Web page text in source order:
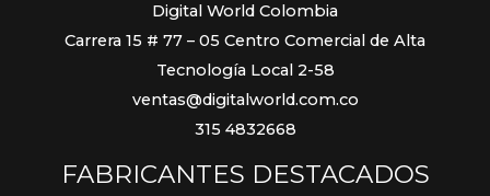
Digital World Colombia
Carrera 15 # 77 – 05 Centro Comercial de Alta
Tecnología Local 2-58
ventas@digitalworld.com.co
315 4832668
FABRICANTES DESTACADOS